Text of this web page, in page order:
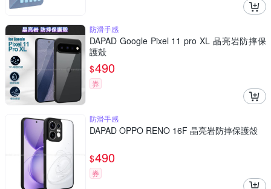
防滑手感
DAPAD Google Pixel 11 pro XL 晶亮岩防摔保
護殼
$490
券
防滑手感
DAPAD OPPO RENO 16F 晶亮岩防摔保護殼
$490
券